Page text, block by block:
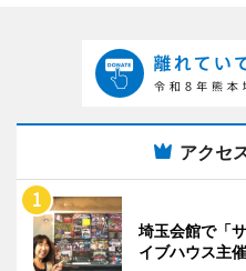
アクセ
埼玉会館で「
イブハウス主